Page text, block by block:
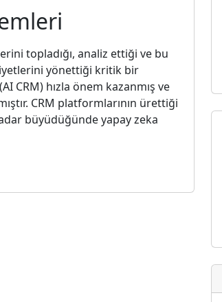
topladığı, analiz ettiği ve bu
yönettiği kritik bir
CRM) hızla önem kazanmış ve
CRM platformlarının ürettiği
büyüdüğünde yapay zeka